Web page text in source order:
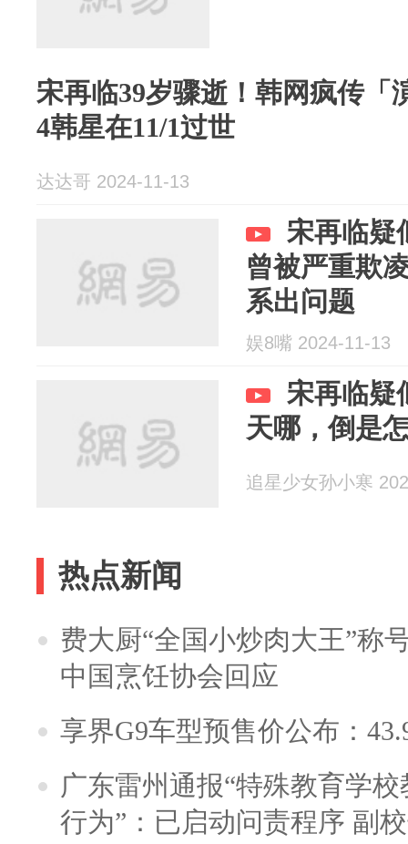
宋再临39岁骤逝！韩网疯传「
4韩星在11/1过世
达达哥 2024-11-13
宋再临疑
曾被严重欺
系出问题
娱8嘴 2024-11-13
宋再临疑
天哪，倒是
追星少女孙小寒
热点新闻
费大厨“全国小炒肉大王”称
中国烹饪协会回应
享界G9车型预售价公布：
广东雷州通报“特殊教育学
行为”：已启动问责程序 副